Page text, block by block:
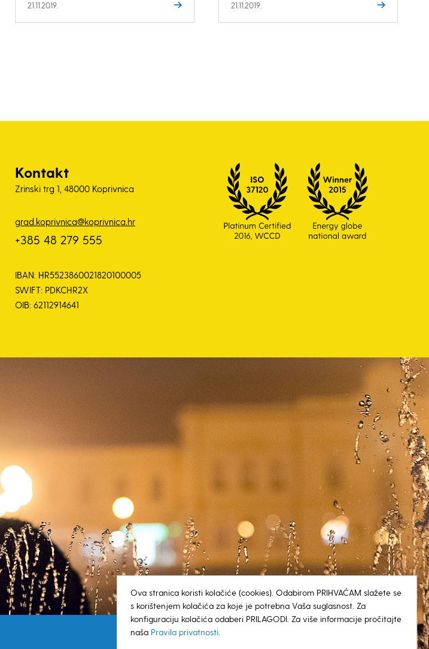
21.11.2019. 21.11.2019.
Kontakt
Zrinski trg 1, 48000 Koprivnica
grad.koprivnica@koprivnica.hr
+385 48 279 555
IBAN: HR5523860021820100005
SWIFT: PDKCHR2X
OIB: 62112914641
Ova stranica koristi kolačiće (cookies). Odabirom PRIHVAĆAM slažete se
s korištenjem kolačića za koje je potrebna Vaša suglasnost. Za
konfiguraciju kolačića odaberi PRILAGODI. Za više informacije pročitajte
naša Pravila privatnosti